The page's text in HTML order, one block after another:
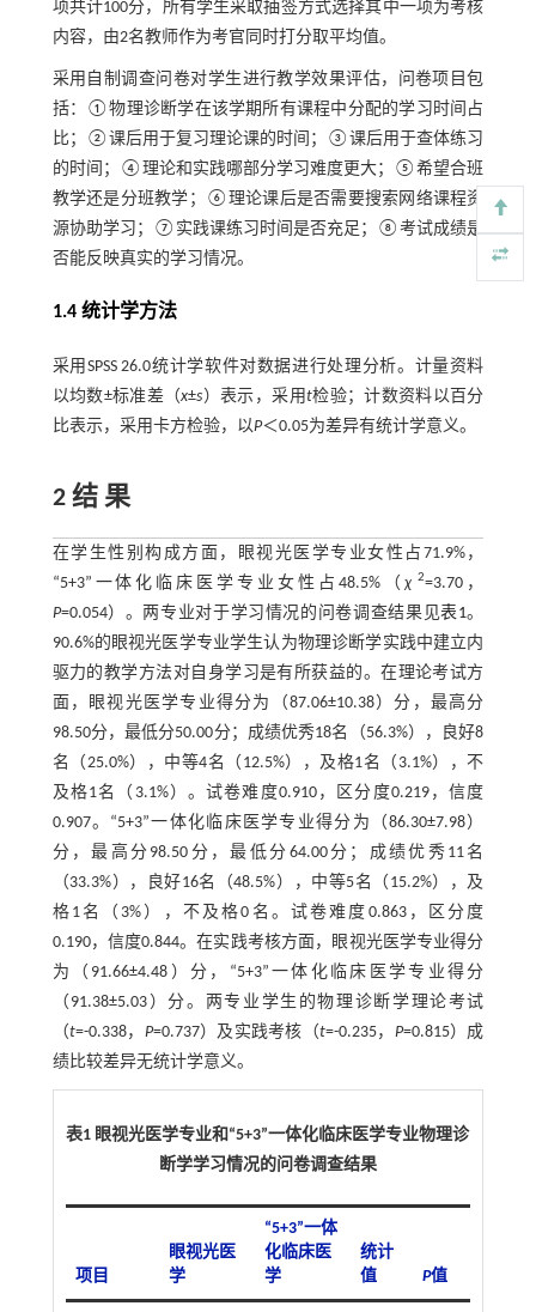
项共计100分，所有学生采取抽签方式选择其中一项为考核
内容，由2名教师作为考官同时打分取平均值。
采用自制调查问卷对学生进行教学效果评估，问卷项目包
括：①物理诊断学在该学期所有课程中分配的学习时间占
比；②课后用于复习理论课的时间；③课后用于查体练习
的时间；④理论和实践哪部分学习难度更大；⑤希望合班
教学还是分班教学；⑥理论课后是否需要搜索网络课程资
源协助学习；⑦实践课练习时间是否充足；⑧考试成绩是
否能反映真实的学习情况。
1.4 统计学方法
采用SPSS 26.0统计学软件对数据进行处理分析。计量资料
以均数±标准差（x±s）表示，采用t检验；计数资料以百分
比表示，采用卡方检验，以P＜0.05为差异有统计学意义。
2 结 果
在学生性别构成方面，眼视光医学专业女性占71.9%，
“5+3”一体化临床医学专业女性占48.5%（ χ 2=3.70，
P=0.054）。两专业对于学习情况的问卷调查结果见表1。
90.6%的眼视光医学专业学生认为物理诊断学实践中建立内
驱力的教学方法对自身学习是有所获益的。在理论考试方
面，眼视光医学专业得分为（87.06±10.38）分，最高分
98.50分，最低分50.00分；成绩优秀18名（56.3%），良好8
名（25.0%），中等4名（12.5%），及格1名（3.1%），不
及格1名（3.1%）。试卷难度0.910，区分度0.219，信度
0.907。“5+3”一体化临床医学专业得分为（86.30±7.98）
分，最高分98.50分，最低分64.00分；成绩优秀11名
（33.3%），良好16名（48.5%），中等5名（15.2%），及
格1名（3%），不及格0名。试卷难度0.863，区分度
0.190，信度0.844。在实践考核方面，眼视光医学专业得分
为（91.66±4.48）分，“5+3”一体化临床医学专业得分
（91.38±5.03）分。两专业学生的物理诊断学理论考试
（t=-0.338， P=0.737）及实践考核（t=-0.235， P=0.815）成
绩比较差异无统计学意义。
表1 眼视光医学专业和“5+3”一体化临床医学专业物理诊
断学学习情况的问卷调查结果
项目
眼视光医
学
“5+3”一体
化临床医
学
统计
值
P值